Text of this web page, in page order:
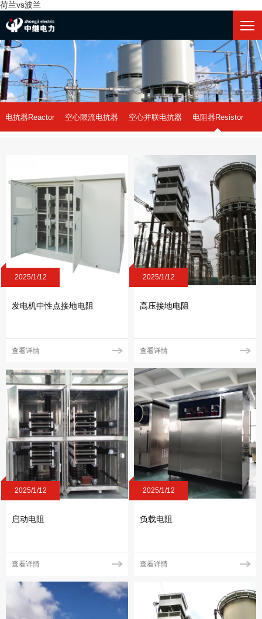
荷兰vs波兰
电抗器Reactor 空心限流电抗器 空心并联电抗器 电阻器Resistor
油式铁芯电抗器
2025/1/12
发电机中性点接地电阻
查看详情
2025/1/12
高压接地电阻
查看详情
2025/1/12
启动电阻
查看详情
2025/1/12
负载电阻
查看详情